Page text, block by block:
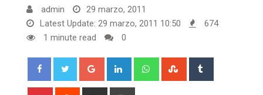
admin
29 marzo, 2011
Latest Update: 29 marzo, 2011 10:50
674
1 minute read
0
Google+ LinkedIn WhatsappStumbleUpon